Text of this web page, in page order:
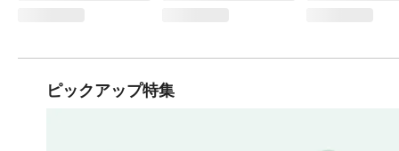
ピックアップ特集